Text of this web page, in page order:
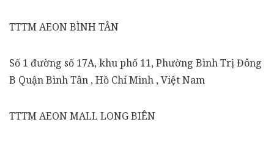
TTTM AEON BÌNH TÂN
Số 1 đường số 17A, khu phố 11, Phường Bình Trị Đông
B Quận Bình Tân , Hồ Chí Minh , Việt Nam
TTTM AEON MALL LONG BIÊN